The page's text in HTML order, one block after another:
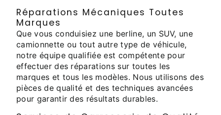
Réparations Mécaniques Toutes
Marques
Que vous conduisiez une berline, un SUV, une
camionnette ou tout autre type de véhicule,
notre équipe qualifiée est compétente pour
effectuer des réparations sur toutes les
marques et tous les modèles. Nous utilisons des
pièces de qualité et des techniques avancées
pour garantir des résultats durables.